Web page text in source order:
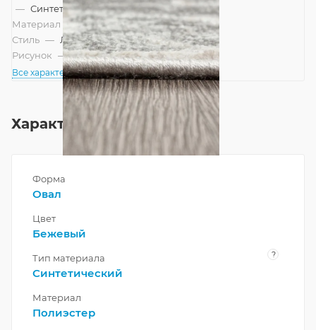
— Синтетический
Материал
— Полиэстер
Стиль — Лофт, Современный
Рисунок — Абстракция
Все характеристики
Характеристики
Форма
Овал
Цвет
Бежевый
Тип материала ?
Синтетический
Материал
Полиэстер